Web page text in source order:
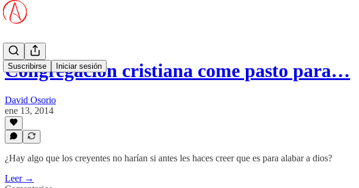
Suscribirse Iniciar sesión
Congregación cristiana come pasto para…
David Osorio
ene 13, 2014
¿Hay algo que los creyentes no harían si antes les haces creer que es para alabar a dios?
Leer →